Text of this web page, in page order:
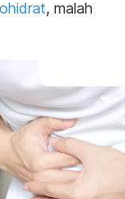
, malah